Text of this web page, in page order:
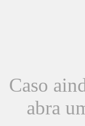
Caso
abra